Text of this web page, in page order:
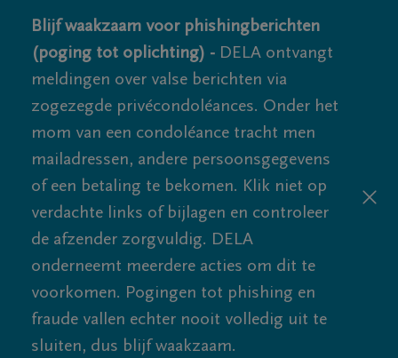
Blijf waakzaam voor phishingberichten
(poging tot oplichting) - DELA ontvangt
meldingen over valse berichten via
zogezegde privécondoléances. Onder het
mom van een condoléance tracht men
mailadressen, andere persoonsgegevens
of een betaling te bekomen. Klik niet op
verdachte links of bijlagen en controleer
de afzender zorgvuldig. DELA
onderneemt meerdere acties om dit te
voorkomen. Pogingen tot phishing en
fraude vallen echter nooit volledig uit te
sluiten, dus blijf waakzaam.